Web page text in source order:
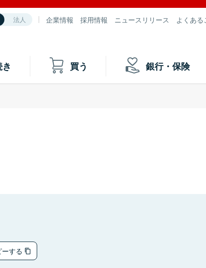
法人 企業情報 採用情報 ニュースリリース よくあ
買う 銀行・保険
する